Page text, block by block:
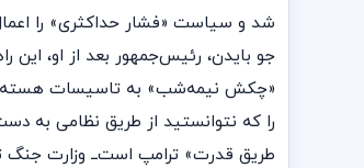
جو بایدن، رئیس‌جمهور بعد از او،
«چکش نیمه‌شب» به تاسیسات هسته‌ای
را که نتوانستید از طریق نظامی به
طریق قدرت» ترامپ است‌ــ وزارت جنگ